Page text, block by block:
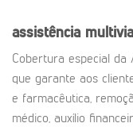
assistência
Cobertura especial da
que garante aos
e farmacêutica,
médico, auxílio